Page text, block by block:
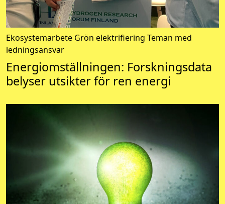
Ekosystemarbete Grön elektrifiering Teman med
ledningsansvar
Energiomställningen: Forskningsdata
belyser utsikter för ren energi